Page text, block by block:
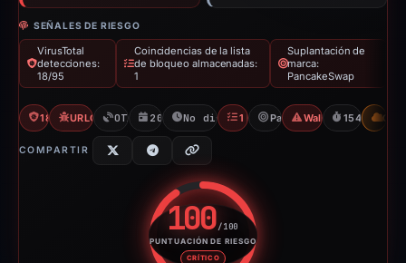
SEÑALES DE RIESGO
VirusTotal
detecciones:
18/95
Coincidencias de la lista
de bloqueo almacenadas:
1
Suplantación de
marca:
PancakeSwap
18/95 VTURLQuery: 100 detections
OTX: 15 refs
20/11/2025No disponible desde 23/04/2026
1 BlocklistPancakeSwap
Wallet/Seed154d toCDN
COMPARTIR
100/100
PUNTUACIÓN DE RIESGO
CRÍTICO
Puntuación de riesgo: 100